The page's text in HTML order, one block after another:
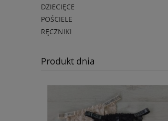
DZIECIĘCE
POŚCIELE
RĘCZNIKI
Produkt dnia